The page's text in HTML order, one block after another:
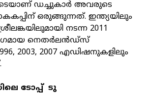
ഡച്ചുകാർ അവരുടെ
ഒരുങ്ങുന്നത്. ഇന്ത്യയിലും
നടന്ന 2011
നെതർലൻഡ്സ്
2003, 2007 എഡിഷനുകളിലും
ടോപ്പ് ടു